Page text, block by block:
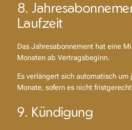
8.
Laufzeit
Das Jahresabonnement hat eine
Monaten ab Vertragsbeginn.
Es verlängert sich automatisch um
Monate, sofern es nicht
9. Kündigung